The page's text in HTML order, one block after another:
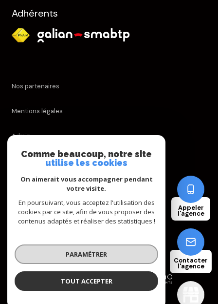
AGENCE FREDIANI
Appeler
l'agence
Contacter
l'agence
Adhérents
Nos partenaires
Mentions légales
Admin
Nos honoraires
Cookies
© 2026 | Tous droits réservés
Réalisé par
Comme beaucoup, notre site
utilise les cookies
On aimerait vous accompagner pendant
votre visite.
En poursuivant, vous acceptez l'utilisation des
cookies par ce site, afin de vous proposer des
contenus adaptés et réaliser des statistiques !
PARAMÉTRER
TOUT ACCEPTER